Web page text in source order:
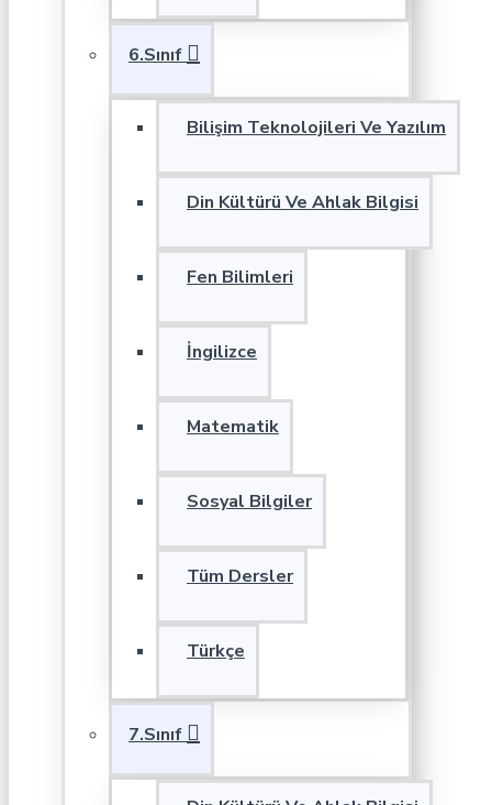
6.Sınıf
Bilişim Teknolojileri Ve Yazılım
Din Kültürü Ve Ahlak Bilgisi
Fen Bilimleri
İngilizce
Matematik
Sosyal Bilgiler
Tüm Dersler
Türkçe
7.Sınıf